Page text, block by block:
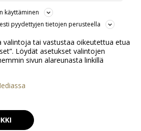
käyttäminen
pyydettyjen tietojen perusteella
valintoja tai vastustaa oikeutettua etua
Löydät asetukset valintojen
sivun alareunasta linkillä